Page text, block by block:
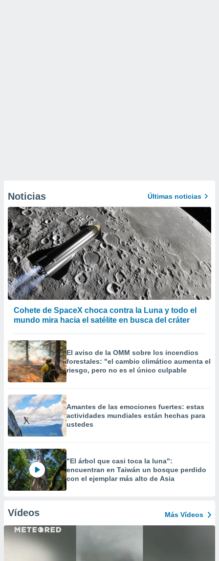
Noticias Últimas noticias
Cohete de SpaceX choca contra la Luna y todo el
mundo mira hacia el satélite en busca del cráter
El aviso de la OMM sobre los incendios
forestales: "el cambio climático aumenta el
riesgo, pero no es el único culpable
Amantes de las emociones fuertes: estas
actividades mundiales están hechas para
ustedes
"El árbol que casi toca la luna":
encuentran en Taiwán un bosque perdido
con el ejemplar más alto de Asia
Vídeos Más Vídeos